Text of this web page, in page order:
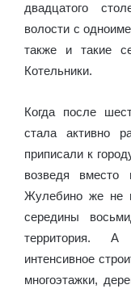
двадцатого
волости с
также и такие
Котельники.
Когда после
стала активно
приписали к
возведя вместо
Жулебино же не
середины
территория. А
интенсивное
многоэтажки,